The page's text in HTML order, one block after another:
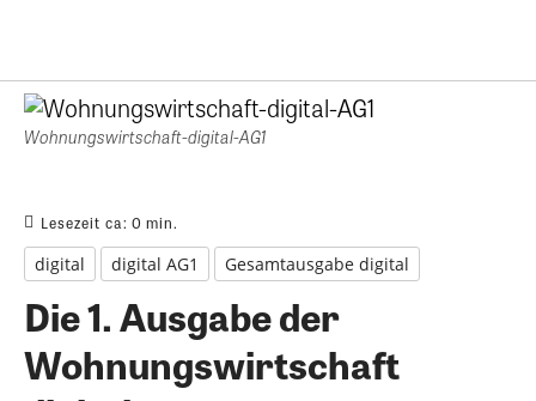
Wohnungswirtschaft-digital-AG1
Lesezeit ca: 0 min.
digital digital AG1 Gesamtausgabe digital
Die 1. Ausgabe der
Wohnungswirtschaft